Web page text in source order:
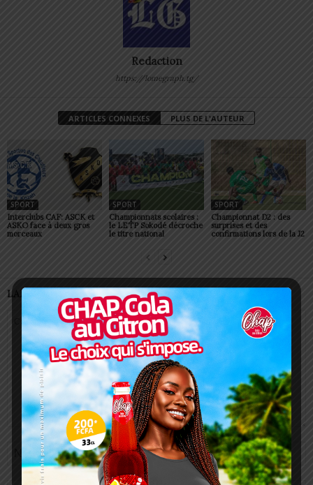
Redaction
https://lomegraph.tg/
ARTICLES CONNEXES PLUS DE L'AUTEUR
SPORT
Interclubs CAF: ASCK et
ASKO face à deux gros
morceaux
SPORT
Championnats scolaires :
le LETP Sokodé décroche
le titre national
SPORT
Championnat D2 : des
surprises et des
confirmations lors de la J2
LAISSER UN COMMENTAIRE